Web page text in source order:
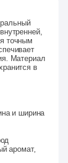
точным
Материал
в
и ширина
аромат,